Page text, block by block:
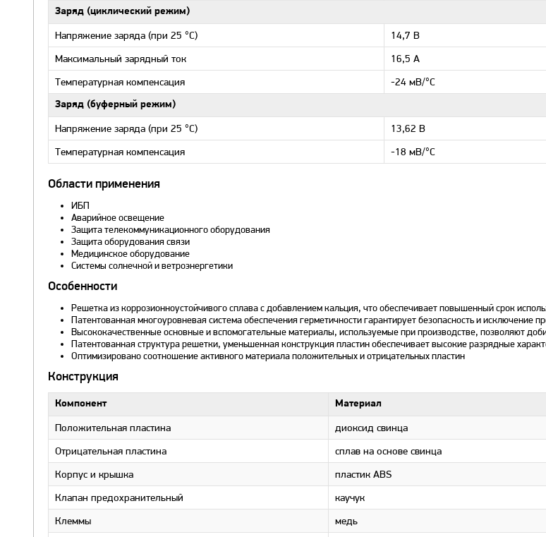
Заряд (циклический режим)
Напряжение заряда (при 25 °С)
14,7 В
Максимальный зарядный ток
16,5 А
Температурная компенсация
-24 мВ/°С
Заряд (буферный режим)
Напряжение заряда (при 25 °С)
13,62 В
Температурная компенсация
-18 мВ/°С
Области применения
ИБП
Аварийное освещение
Защита телекоммуникационного оборудования
Защита оборудования связи
Медицинское оборудование
Системы солнечной и ветроэнергетики
Особенности
Решетка из коррозионноустойчивого сплава с добавлением кальция, что обеспечивает повышенный срок
Патентованная многоуровневая система обеспечения герметичности гарантирует безопасность и исключение
Высококачественные основные и вспомогательные материалы, используемые при производстве, позволяют
Патентованная структура решетки, уменьшенная конструкция пластин обеспечивает высокие разрядные
Оптимизировано соотношение активного материала положительных и отрицательных пластин
Конструкция
Компонент Материал
Положительная пластина
диоксид свинца
Отрицательная пластина
сплав на основе свинца
Корпус и крышка
пластик ABS
Клапан предохранительный
каучук
Клеммы
медь